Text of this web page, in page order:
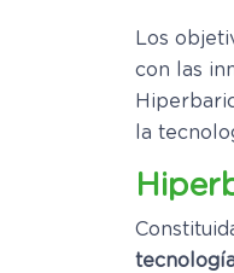
Los
con las
la